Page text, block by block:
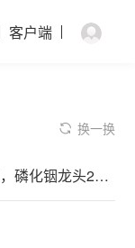
客户端
换一换
揭秘涨停丨小金属板块大涨，磷化铟龙头2连板